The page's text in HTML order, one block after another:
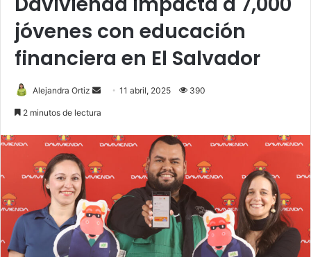
jóvenes con educación
financiera en El Salvador
Alejandra Ortiz
Send11 abril, 2025 390
2 minutos de lectura